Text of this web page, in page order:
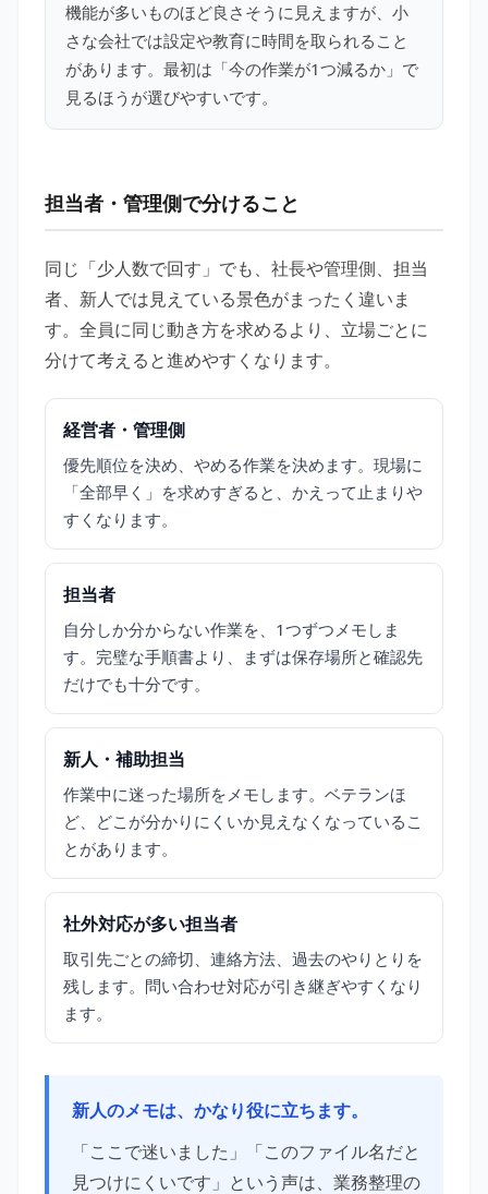
機能が多いものほど良さそうに見えますが、小
さな会社では設定や教育に時間を取られること
があります。最初は「今の作業が1つ減るか」で
見るほうが選びやすいです。
担当者・管理側で分けること
同じ「少人数で回す」でも、社長や管理側、担当
者、新人では見えている景色がまったく違いま
す。全員に同じ動き方を求めるより、立場ごとに
分けて考えると進めやすくなります。
経営者・管理側
優先順位を決め、やめる作業を決めます。現場に
「全部早く」を求めすぎると、かえって止まりや
すくなります。
担当者
自分しか分からない作業を、1つずつメモしま
す。完璧な手順書より、まずは保存場所と確認先
だけでも十分です。
新人・補助担当
作業中に迷った場所をメモします。ベテランほ
ど、どこが分かりにくいか見えなくなっているこ
とがあります。
社外対応が多い担当者
取引先ごとの締切、連絡方法、過去のやりとりを
残します。問い合わせ対応が引き継ぎやすくなり
ます。
新人のメモは、かなり役に立ちます。
「ここで迷いました」「このファイル名だと
見つけにくいです」という声は、業務整理の